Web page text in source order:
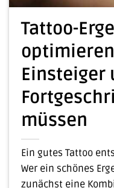
Tattoo-
Einsteiger
müssen
Ein gutes Tattoo
Wer ein schönes
zunächst eine